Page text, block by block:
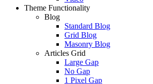
Theme Functionality
Blog
Standard Blog
Grid Blog
Masonry Blog
Articles Grid
Large Gap
No Gap
1 Pixel Gap